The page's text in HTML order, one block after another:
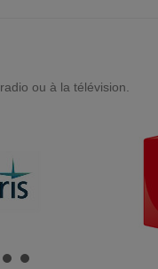
ou à la télévision.